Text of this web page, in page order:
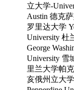
立大学-
Austin 德克
罗里达大学
University 杜
George
University 雪
里兰大学帕
亥俄州立大